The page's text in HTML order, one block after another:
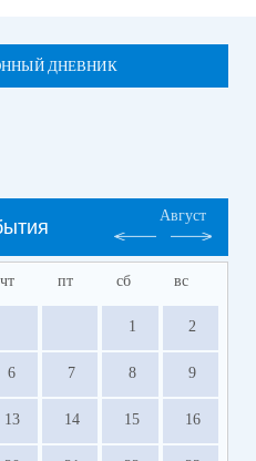
ДНЕВНИК
Август
чт пт сб вс
1 2
6 7 8 9
13 14 15 16